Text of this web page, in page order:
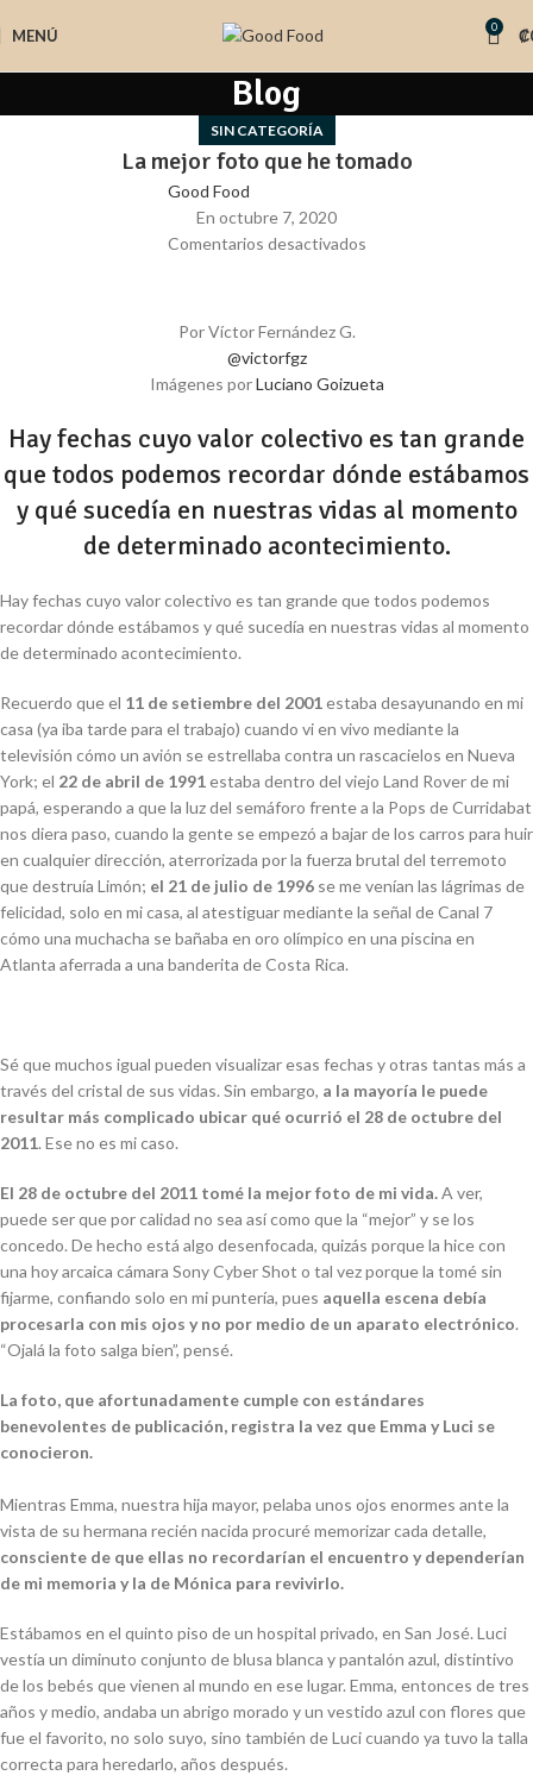
MENÚ 0 ₡
Blog
SIN CATEGORÍA
La mejor foto que he tomado
Good Food
En octubre 7, 2020
Comentarios desactivados
Por Víctor Fernández G.
@victorfgz
Imágenes porLuciano Goizueta
Hay fechas cuyo valor colectivo es tan grande
que todos podemos recordar dónde estábamos
y qué sucedía en nuestras vidas al momento
de determinado acontecimiento.
Hay fechas cuyo valor colectivo es tan grande que todos podemos
recordar dóndeestábamos y qué sucedía en nuestras vidas al momento
de determinado acontecimiento.
Recuerdo que el 11 de setiembre del 2001estaba desayunando en mi
casa (ya iba tardepara el trabajo) cuando vi en vivo mediante la
televisión cómo un avión se estrellaba contra un rascacielos en Nueva
York; el 22 de abril de 1991estaba dentro del viejo Land Rover demi
papá, esperando a que la luz del semáforo frente a la Pops de Curridabat
nos diera paso, cuando la gente se empezó a bajar de los carros para huir
en cualquier dirección, aterrorizada por la fuerza brutal del terremoto
que destruía Limón; el 21 de julio de 1996 seme venían las lágrimas de
felicidad, solo en mi casa, al atestiguar mediante la señal deCanal 7
cómo una muchacha se bañaba en oro olímpico en una piscina en
Atlanta aferrada a una banderita de Costa Rica.
Sé que muchos igual pueden visualizar esas fechas y otras tantas más a
través del cristal de sus vidas. Sin embargo, a la mayoría le puede
resultar más complicado ubicar qué ocurrió el 28 de octubre del
2011. Ese no es mi caso.
El 28 de octubre del 2011 tomé la mejor foto de mi vida.A ver,
puede ser que por calidad no sea así como que la “mejor” y se los
concedo. Dehecho está algo desenfocada, quizás porque la hice con
una hoy arcaica cámara SonyCyber Shot o tal vez porque la tomé sin
fijarme, confiando solo en mi puntería, pues aquella escena debía
procesarla con mis ojos y no por medio de un aparato electrónico.
“Ojalá la foto salga bien”, pensé.
La foto, que afortunadamente cumple con estándares
benevolentes de publicación, registra la vez que Emma y Luci se
conocieron.
Mientras Emma, nuestra hija mayor, pelaba unos ojos enormes ante la
vista de su hermana recién nacida procuré memorizar cada detalle,
consciente de que ellas no recordarían el encuentro y dependerían
de mi memoria y la de Mónica para revivirlo.
Estábamos en el quinto piso de un hospital privado, en San José. Luci
vestía un diminuto conjunto de blusa blanca y pantalón azul, distintivo
de los bebés que vienen al mundo en ese lugar. Emma, entonces de tres
años y medio, andaba un abrigo morado y un vestido azul con flores que
fue el favorito, no solo suyo, sino también de Luci cuando ya tuvo la talla
correcta para heredarlo, años después.